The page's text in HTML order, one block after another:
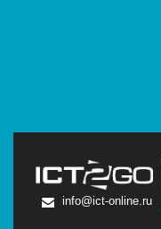
info@ict-online.ru